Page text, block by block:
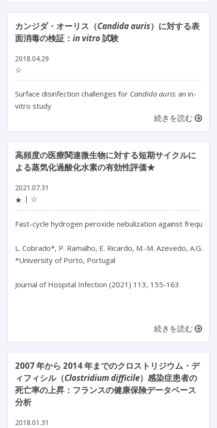
カンジダ・オーリス（Candida auris）に対する表
面消毒の検証： in vitro試験
2018.04.29
☆
Surface disinfection challenges for Candida auris: an in-
vitro study
続きを読む
高頻度の医療関連微生物に対する短期サイクルに
よる蒸気化過酸化水素の有効性評価★
2021.07.31
★
☆
Fast-cycle hydrogen peroxide nebulization against
L. Cobrado*, P. Ramalho, E. Ricardo, M.-M. Azevedo, A.G.
*University of Porto, Portugal
Journal of Hospital Infection (2021) 113, 155-163
続きを読む
2007 年から 2014 年までのクロストリジウム・デ
ィフィシル（Clostridium difficile）感染症患者の
死亡率の上昇：フランスの健康保険データベース
分析
2018.01.31